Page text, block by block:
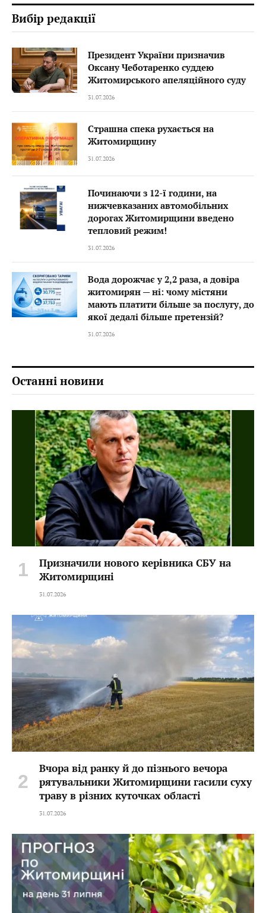
Вибір редакції
Президент України призначив
Оксану Чеботаренко суддею
Житомирського апеляційного суду
31.07.2026
Страшна спека рухається на
Житомирщину
31.07.2026
Починаючи з 12-ї години, на
нижчевказаних автомобільних
дорогах Житомирщини введено
тепловий режим!
31.07.2026
Вода дорожчає у 2,2 раза, а довіра
житомирян — ні: чому містяни
мають платити більше за послугу, до
якої дедалі більше претензій?
31.07.2026
Останні новини
Призначили нового керівника СБУ на
Житомирщині
31.07.2026
Вчора від ранку й до пізнього вечора
рятувальники Житомирщини гасили суху
траву в різних куточках області
31.07.2026